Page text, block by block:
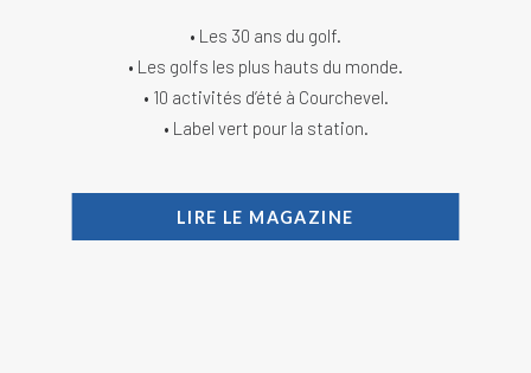
• Les 30 ans du golf.
• Les golfs les plus hauts du monde.
• 10 activités d’été à Courchevel.
• Label vert pour la station.
LIRE LE MAGAZINE